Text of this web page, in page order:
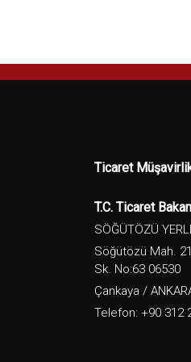
Ticaret
T.C. Ticaret
SÖĞÜTÖZÜ
Söğütözü Mah.
Sk. No:63 06530
Çankaya /
Telefon: +90 312